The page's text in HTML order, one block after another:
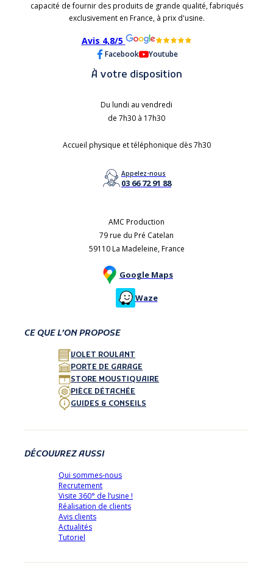
capacité de fournir des produits de grande qualité, fabriqués
exclusivement en France, à prix d'usine.
Avis 4,8/5
Facebook Youtube
À votre disposition
Du lundi au vendredi
de 7h30 à 17h30
Accueil physique et téléphonique dès 7h30
Appelez-nous
03 66 72 91 88
AMC Production
79 rue du Pré Catelan
59110 La Madeleine, France
Google Maps
Waze
CE QUE L’ON PROPOSE
VOLET ROULANT
PORTE DE GARAGE
STORE MOUSTIQUAIRE
PIÈCE DÉTACHÉE
GUIDES & CONSEILS
DÉCOUVREZ AUSSI
Qui sommes-nous
Recrutement
Visite 360° de l’usine !
Réalisation de clients
Avis clients
Actualités
Tutoriel